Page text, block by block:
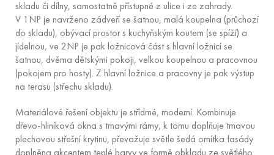
skladu či dílny, samostatně přístupné z ulice i ze zahrady.
V 1NP je navrženo zádveří se šatnou, malá koupelna (průchozí
do skladu), obývací prostor s kuchyňským koutem (se spíží) a
jídelnou, ve 2NP je pak ložnicová část s hlavní ložnicí se
šatnou, dvěma dětskými pokoji, velkou koupelnou a pracovnou
(pokojem pro hosty). Z hlavní ložnice a pracovny je pak výstup
na terasu (střechu skladu).
Materiálové řešení objektu je střídmé, moderní. Kombinuje
dřevo-hliníková okna s tmavými rámy, k tomu doplňuje tmavou
plechovou střešní krytinu, převažuje světle šedá omítka fasády
doplněna akcentem teplé barvy ve formě obkladu ze světlého